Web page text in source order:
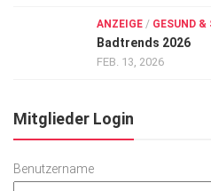
ANZEIGE / GESUND &
Badtrends 2026
FEB. 13, 2026
Mitglieder Login
Benutzername